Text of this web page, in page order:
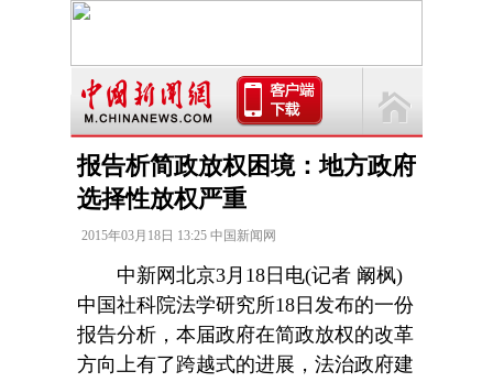
报告析简政放权困境：地方政府
选择性放权严重
2015年03月18日 13:25 中国新闻网
中新网北京3月18日电(记者 阚枫)
中国社科院法学研究所18日发布的一份
报告分析，本届政府在简政放权的改革
方向上有了跨越式的进展，法治政府建